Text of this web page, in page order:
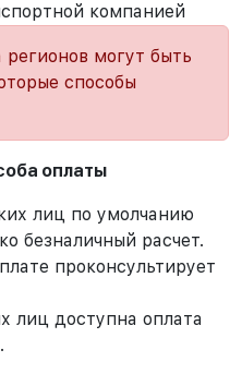
компанией
могут быть
способы
оплаты
лиц по умолчанию
безналичный расчет.
проконсультирует
лиц доступна оплата